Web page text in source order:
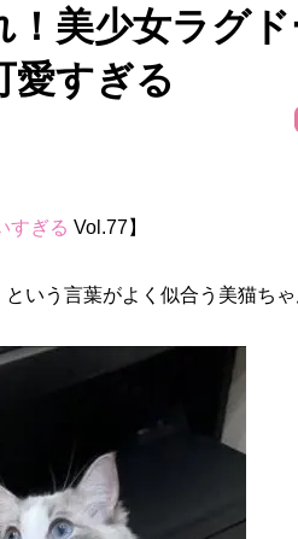
美少女ラグ
愛すぎる
すぎる Vol.77】
いう言葉がよく似合う美猫ちゃ